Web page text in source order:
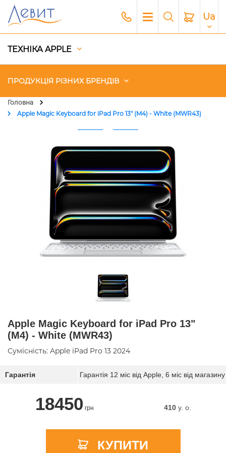
Ua
ТЕХНІКА APPLE
ПРОДУКЦІЯ РІЗНИХ БРЕНДІВ
Чохли
Генератори і Зарядні станції
Платний сервіс Apple
Головна
Apple Magic Keyboard for iPad Pro 13" (M4) - White (MWR43)
Apple Magic Keyboard for iPad Pro 13"
(M4) - White (MWR43)
Сумісність: Apple iPad Pro 13 2024
Гарантія Гарантія 12 міс від Apple, 6 міс від магазину
18450 грн 410y. о.
КУПИТИ